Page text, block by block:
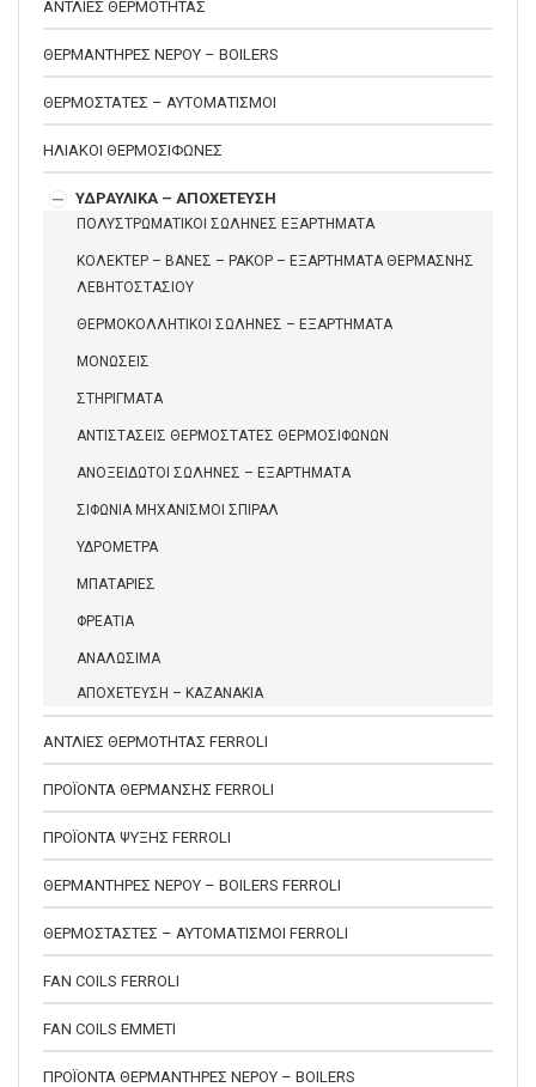
ΑΝΤΛΙΕΣ ΘΕΡΜΟΤΗΤΑΣ
ΘΕΡΜΑΝΤΗΡΕΣ ΝΕΡΟΥ – BOILERS
ΘΕΡΜΟΣΤΑΤΕΣ – ΑΥΤΟΜΑΤΙΣΜΟΙ
ΗΛΙΑΚΟΙ ΘΕΡΜΟΣΙΦΩΝΕΣ
ΥΔΡΑΥΛΙΚΑ – ΑΠΟΧΕΤΕΥΣΗ
ΠΟΛΥΣΤΡΩΜΑΤΙΚΟΙ ΣΩΛΗΝΕΣ ΕΞΑΡΤΗΜΑΤΑ
ΚΟΛΕΚΤΕΡ – ΒΑΝΕΣ – ΡΑΚΟΡ – ΕΞΑΡΤΗΜΑΤΑ ΘΕΡΜΑΣΝΗΣ
ΛΕΒΗΤΟΣΤΑΣΙΟΥ
ΘΕΡΜΟΚΟΛΛΗΤΙΚΟΙ ΣΩΛΗΝΕΣ – ΕΞΑΡΤΗΜΑΤΑ
ΜΟΝΩΣΕΙΣ
ΣΤΗΡΙΓΜΑΤΑ
ΑΝΤΙΣΤΑΣΕΙΣ ΘΕΡΜΟΣΤΑΤΕΣ ΘΕΡΜΟΣΙΦΩΝΩΝ
ΑΝΟΞΕΙΔΩΤΟΙ ΣΩΛΗΝΕΣ – ΕΞΑΡΤΗΜΑΤΑ
ΣΙΦΩΝΙΑ ΜΗΧΑΝΙΣΜΟΙ ΣΠΙΡΑΛ
ΥΔΡΟΜΕΤΡΑ
ΜΠΑΤΑΡΙΕΣ
ΦΡΕΑΤΙΑ
ΑΝΑΛΩΣΙΜΑ
ΑΠΟΧΕΤΕΥΣΗ – ΚΑΖΑΝΑΚΙΑ
ΑΝΤΛΙΕΣ ΘΕΡΜΟΤΗΤΑΣ FERROLI
ΠΡΟΪΟΝΤΑ ΘΕΡΜΑΝΣΗΣ FERROLI
ΠΡΟΪΟΝΤΑ ΨΥΞΗΣ FERROLI
ΘΕΡΜΑΝΤΗΡΕΣ ΝΕΡΟΥ – BOILERS FERROLI
ΘΕΡΜΟΣΤΑΣΤΕΣ – ΑΥΤΟΜΑΤΙΣΜΟΙ FERROLI
FAN COILS FERROLI
FAN COILS EMMETI
ΠΡΟΪΟΝΤΑ ΘΕΡΜΑΝΤΗΡΕΣ ΝΕΡΟΥ – BOILERS